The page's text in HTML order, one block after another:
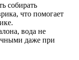
собирать
что помогает
вода не
даже при